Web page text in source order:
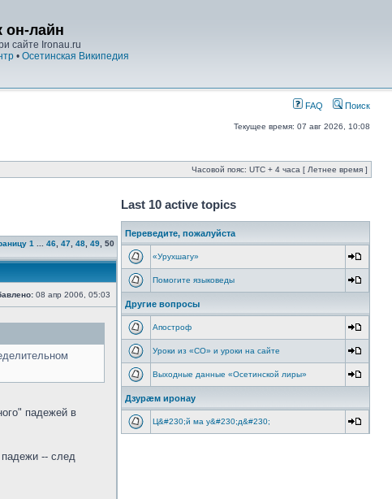
он-лайн
сайте Ironau.ru
• Осетинская Википедия
FAQ Поиск
Текущее время: 07 авг 2026, 10:08
Часовой пояс: UTC + 4 часа [ Летнее время ]
1 46 47 48 49 50
08 апр 2006, 05:03
падежей в
падежи -- след
Last 10 active topics
Переведите, пожалуйста
«Урухшагу»
Помогите языковеды
Другие вопросы
Апостроф
Уроки из «СО» и уроки на сайте
Выходные данные «Осетинской лиры»
Дзурæм иронау
Ц&#230;й ма у&#230;д&#230;